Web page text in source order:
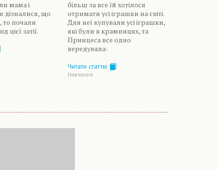
мама і
дізналися, що
то почали
цієї затії.
більш за все їй хотілося
отримати усі іграшки на світі.
Для неї купували усі іграшки,
які були в крамницях, та
Принцеса все одно
вередувала:
Читати статтю
Навчання